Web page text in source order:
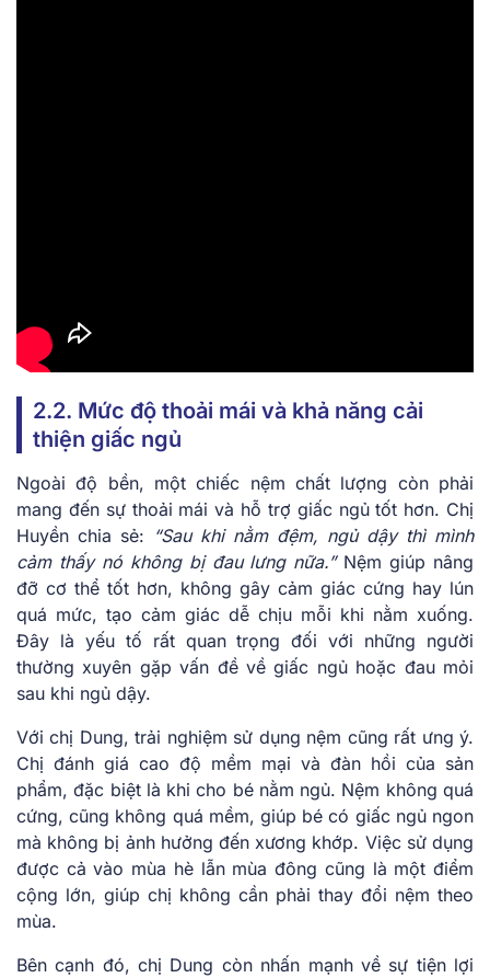
2.2. Mức độ thoải mái và khả năng cải
thiện giấc ngủ
Ngoài độ bền, một chiếc nệm chất lượng còn phải
mang đến sự thoải mái và hỗ trợ giấc ngủ tốt hơn. Chị
Huyền chia sẻ: “Sau khi nằm đệm, ngủ dậy thì mình
cảm thấy nó không bị đau lưng nữa.”Nệm giúp nâng
đỡ cơ thể tốt hơn, không gây cảm giác cứng hay lún
quá mức, tạo cảm giác dễ chịu mỗi khi nằm xuống.
Đây là yếu tố rất quan trọng đối với những người
thường xuyên gặp vấn đề về giấc ngủ hoặc đau mỏi
sau khi ngủ dậy.
Với chị Dung, trải nghiệm sử dụng nệm cũng rất ưng ý.
Chị đánh giá cao độ mềm mại và đàn hồi của sản
phẩm, đặc biệt là khi cho bé nằm ngủ. Nệm không quá
cứng, cũng không quá mềm, giúp bé có giấc ngủ ngon
mà không bị ảnh hưởng đến xương khớp. Việc sử dụng
được cả vào mùa hè lẫn mùa đông cũng là một điểm
cộng lớn, giúp chị không cần phải thay đổi nệm theo
mùa.
Bên cạnh đó, chị Dung còn nhấn mạnh về sự tiện lợi